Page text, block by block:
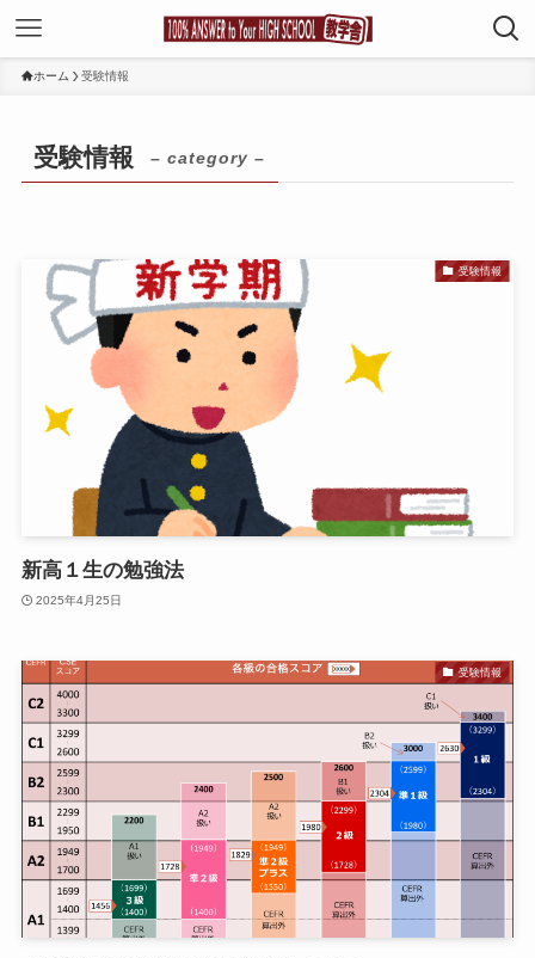
ホーム 受験情報
受験情報 – category –
受験情報
新高１生の勉強法
2025年4月25日
受験情報